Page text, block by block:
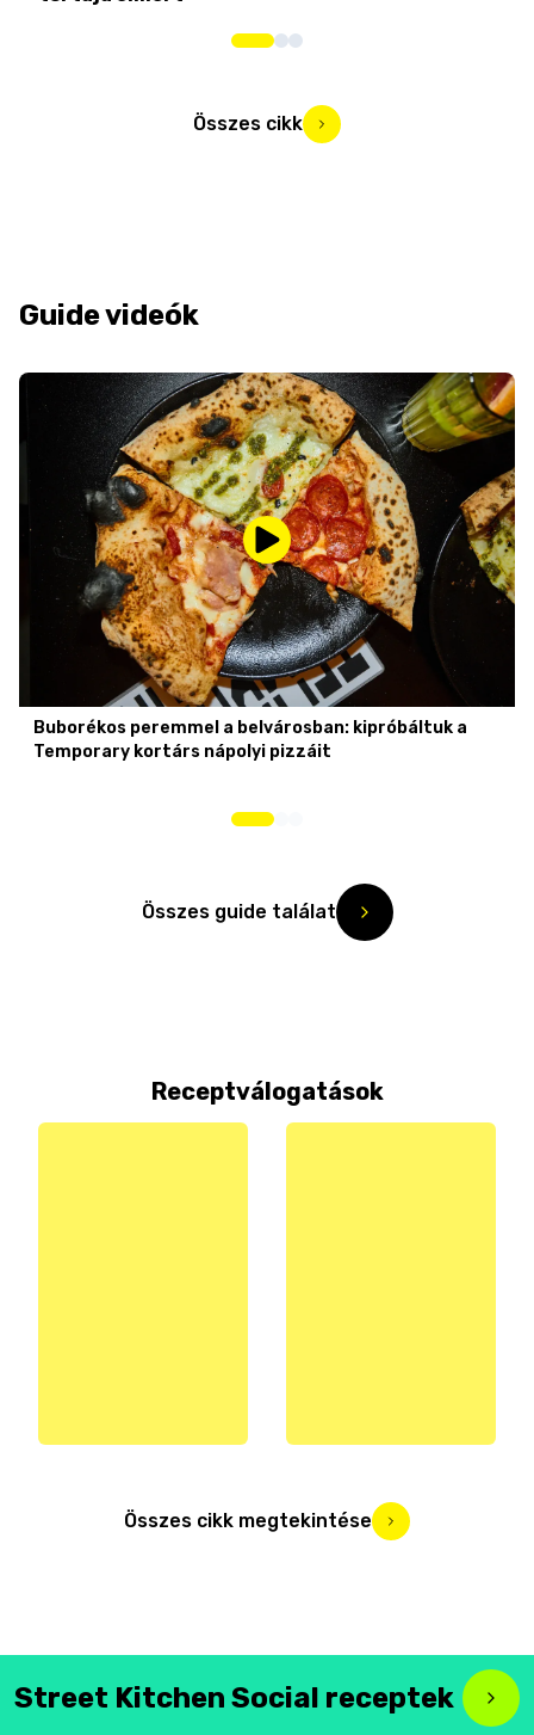
Összes cikk
Guide videók
Buborékos peremmel a belvárosban: kipróbáltuk a
Temporary kortárs nápolyi pizzáit
Összes guide találat
Receptválogatások
Összes cikk megtekintése
Street Kitchen Social receptek